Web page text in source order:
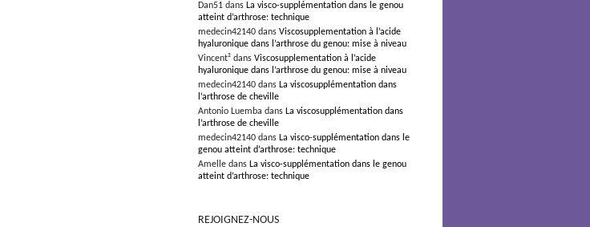
Dan51 dans La visco-supplémentation dans le genou
atteint d’arthrose: technique
medecin42140 dans Viscosupplementation à l’acide
hyaluronique dans l’arthrose du genou: mise à niveau
Vincent² dans Viscosupplementation à l’acide
hyaluronique dans l’arthrose du genou: mise à niveau
medecin42140 dans La viscosupplémentation dans
l’arthrose de cheville
Antonio Luemba dans La viscosupplémentation dans
l’arthrose de cheville
medecin42140 dans La visco-supplémentation dans le
genou atteint d’arthrose: technique
Amelle dans La visco-supplémentation dans le genou
atteint d’arthrose: technique
REJOIGNEZ-NOUS